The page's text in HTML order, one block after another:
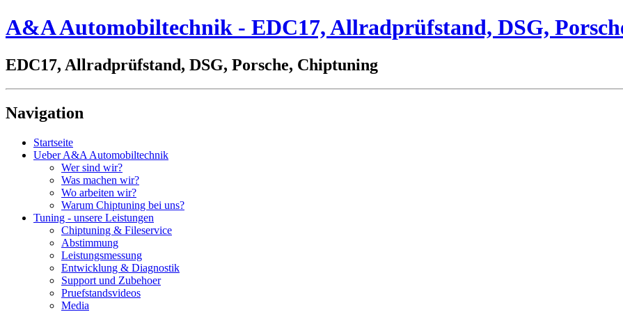
A&A Automobiltechnik - EDC17, Allradprüfstand, DSG,
EDC17, Allradprüfstand, DSG, Porsche, Chiptuning
Navigation
Startseite
Ueber A&A Automobiltechnik
Wer sind wir?
Was machen wir?
Wo arbeiten wir?
Warum Chiptuning bei uns?
Tuning - unsere Leistungen
Chiptuning & Fileservice
Abstimmung
Leistungsmessung
Entwicklung & Diagnostik
Support und Zubehoer
Pruefstandsvideos
Media